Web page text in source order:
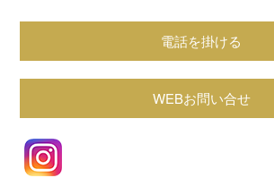
電話を掛ける
WEBお問い合せ